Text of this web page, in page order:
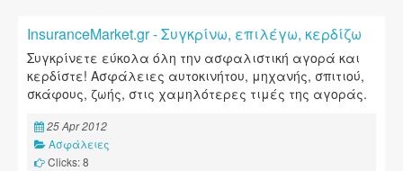
InsuranceMarket.gr - Συγκρίνω, επιλέγω, κερδίζω
Συγκρίνετε εύκολα όλη την ασφαλιστική αγορά και
κερδίστε! Ασφάλειες αυτοκινήτου, μηχανής, σπιτιού,
σκάφους, ζωής, στις χαμηλότερες τιμές της αγοράς.
25 Apr 2012
Ασφάλειες
Clicks: 8